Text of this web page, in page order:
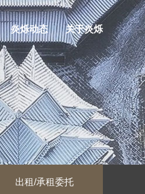
炎烁动态 关于炎烁
出租/承租委托